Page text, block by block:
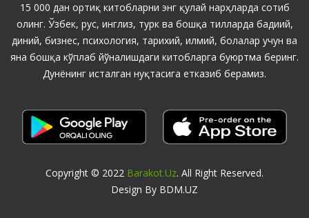
15 000 дан ортиқ китобларни энг қулай нарҳларда сотиб
олинг. Ўзбек, рус, инглиз, турк ва бошқа тилларда бадиий,
диний, бизнес, психология, тарихий, илмий, болалар учун ва
яна бошқа кўплаб йўналишдаги китобларга буюртма беринг.
Дунёнинг исталган нуқтасига етказиб берамиз.
Copyright © 2022 Barakot.uz. All Right Reserved.
Design By BDM.UZ